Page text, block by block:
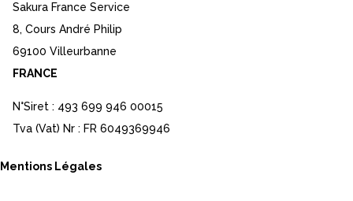
Sakura France Service
8, Cours André Philip
69100 Villeurbanne
FRANCE
N°Siret : 493 699 946 00015
Tva (Vat) Nr : FR 6049369946
Mentions Légales